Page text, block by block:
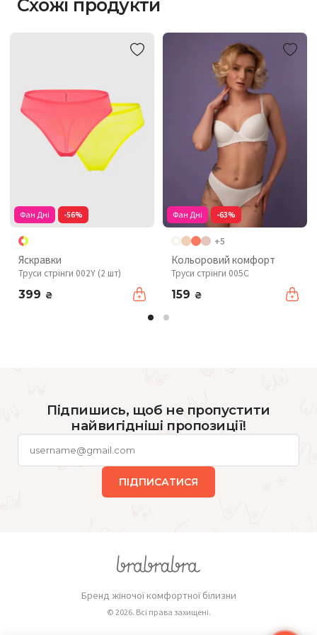
Схожі продукти
Фан Дні -56%
Яскравки
Труси стрінги 002Y (2 шт)
399 ₴
Фан Дні -63%
+5
Кольоровий комфорт
Труси стрінги 005C
159 ₴
Підпишись, щоб не пропустити
найвигідніші пропозиції!
ПІДПИСАТИСЯ
Бренд жіночої комфортної білизни
© 2026. Всі права захищені.